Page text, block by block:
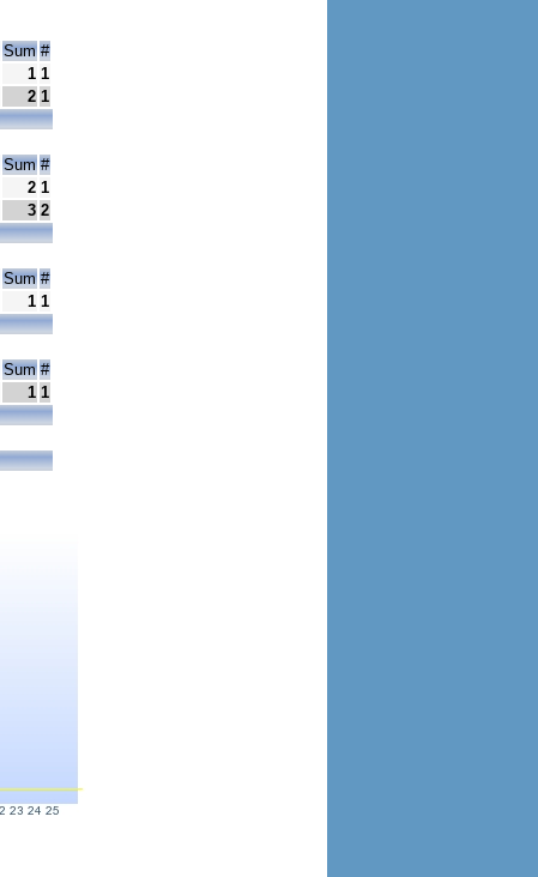
Sum #
1 1
2 1
Sum #
2 1
3 2
Sum #
1 1
Sum #
1 1